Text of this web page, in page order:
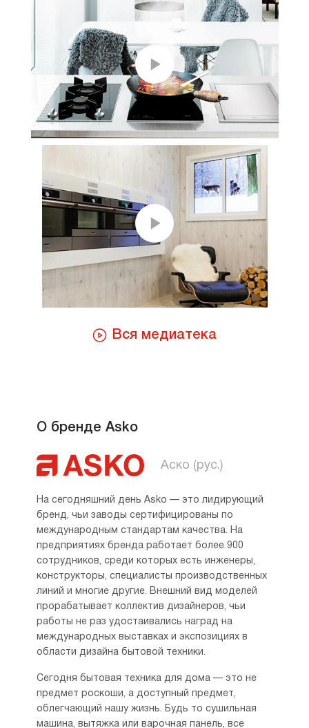
Вся медиатека
О бренде Asko
Аско (рус.)
На сегодняшний день Asko — это лидирующий
бренд, чьи заводы сертифицированы по
международным стандартам качества. На
предприятиях бренда работает более 900
сотрудников, среди которых есть инженеры,
конструкторы, специалисты производственных
линий и многие другие. Внешний вид моделей
прорабатывает коллектив дизайнеров, чьи
работы не раз удостаивались наград на
международных выставках и экспозициях в
области дизайна бытовой техники.
Сегодня бытовая техника для дома — это не
предмет роскоши, а доступный предмет,
облегчающий нашу жизнь. Будь то сушильная
машина, вытяжка или варочная панель, все